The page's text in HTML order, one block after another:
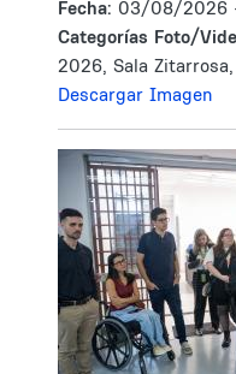
Fecha: 03/08/2026
Categorías Foto/
2026, Sala
Descargar Imagen